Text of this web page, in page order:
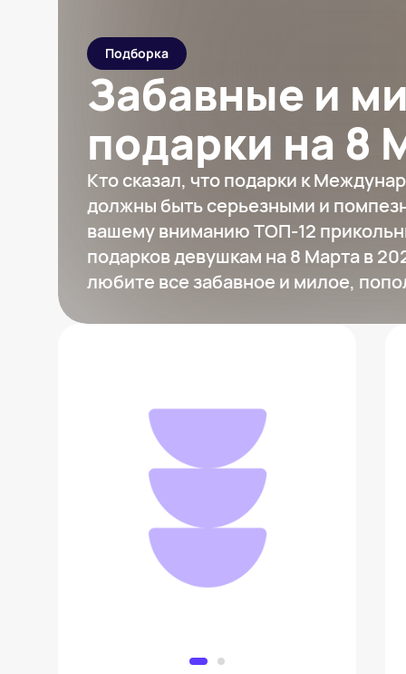
Подборка
Забавные и
подарки на 8
Кто сказал, что подарки к
должны быть серьезными и
вашему вниманию ТОП-12
подарков девушкам на 8 Марта в
любите все забавное и милое,